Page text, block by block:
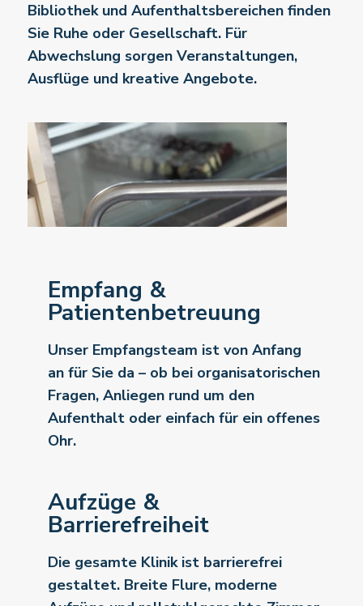
Bibliothek und Aufenthaltsbereichen finden
Sie Ruhe oder Gesellschaft. Für
Abwechslung sorgen Veranstaltungen,
Ausflüge und kreative Angebote.
Empfang &
Patientenbetreuung
Unser Empfangsteam ist von Anfang
an für Sie da – ob bei organisatorischen
Fragen, Anliegen rund um den
Aufenthalt oder einfach für ein offenes
Ohr.
Aufzüge &
Barrierefreiheit
Die gesamte Klinik ist barrierefrei
gestaltet. Breite Flure, moderne